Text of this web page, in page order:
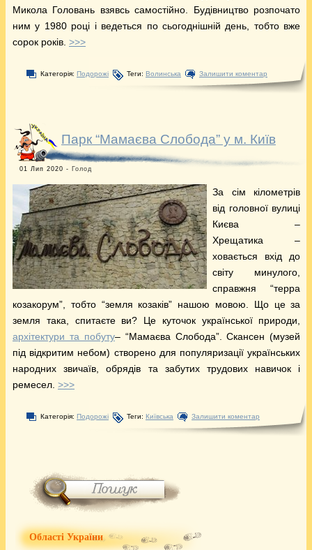
Микола Головань взявсь самостійно. Будівництво розпочато
ним у 1980 році і ведеться по сьогоднішній день, тобто вже
сорок років. >>>
Категорія: Подорожі Теги: Волинська Залишити коментар
Парк “Мамаєва Слобода” у м. Київ
01 Лип 2020 - Голод
За сім кілометрів
від головної вулиці
Києва –
Хрещатика –
ховається вхід до
світу минулого,
справжня “терра
козакорум”, тобто “земля козаків” нашою мовою. Що це за
земля така, спитаєте ви? Це куточок української природи,
архітектури та побуту– “Мамаєва Слобода”. Скансен (музей
під відкритим небом) створено для популяризації українських
народних звичаїв, обрядів та забутих трудових навичок і
ремесел. >>>
Категорія: Подорожі Теги: Київська Залишити коментар
Області України